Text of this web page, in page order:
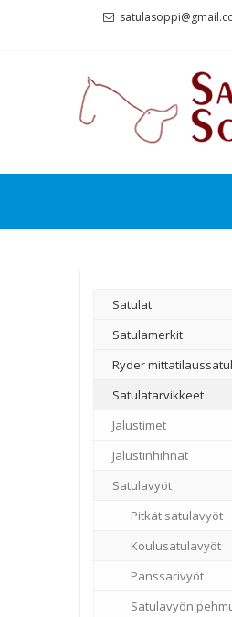
Satulat
Satulamerkit
Ryder
Satulatarvikkeet
–
Jalustimet
Jalustinhihnat
Satulavyöt
Pitkät satulavyöt
Koulusatulavyöt
Panssarivyöt
Satulavyön